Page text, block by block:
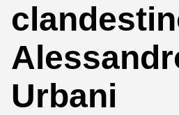
Urbani